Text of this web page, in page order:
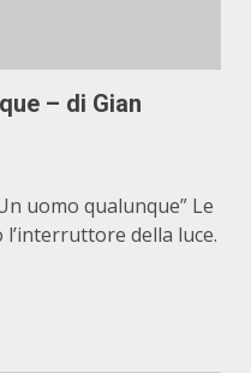
– di Gian
uomo qualunque” Le
della luce.